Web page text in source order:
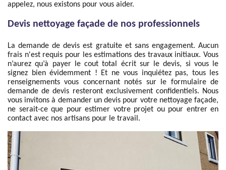
appelez, nous existons pour vous aider.
Devis nettoyage façade de nos professionnels
La demande de devis est gratuite et sans engagement. Aucun
frais n'est requis pour les estimations des travaux initiaux. Vous
n’aurez qu’à payer le cout total écrit sur le devis, si vous le
signez bien évidemment ! Et ne vous inquiétez pas, tous les
renseignements vous concernant notés sur le formulaire de
demande de devis resteront exclusivement confidentiels. Nous
vous invitons à demander un devis pour votre nettoyage façade,
ne serait-ce que pour estimer votre projet ou pour entrer en
contact avec nos artisans pour le travail.